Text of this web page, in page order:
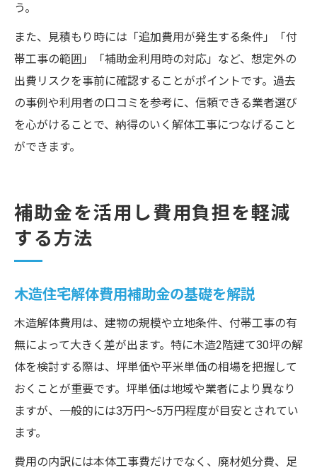
う。
また、見積もり時には「追加費用が発生する条件」「付
帯工事の範囲」「補助金利用時の対応」など、想定外の
出費リスクを事前に確認することがポイントです。過去
の事例や利用者の口コミを参考に、信頼できる業者選び
を心がけることで、納得のいく解体工事につなげること
ができます。
補助金を活用し費用負担を軽減
する方法
木造住宅解体費用補助金の基礎を解説
木造解体費用は、建物の規模や立地条件、付帯工事の有
無によって大きく差が出ます。特に木造2階建て30坪の解
体を検討する際は、坪単価や平米単価の相場を把握して
おくことが重要です。坪単価は地域や業者により異なり
ますが、一般的には3万円〜5万円程度が目安とされてい
ます。
費用の内訳には本体工事費だけでなく、廃材処分費、足